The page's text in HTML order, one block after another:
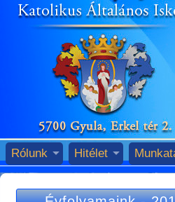
Rólunk Hitélet